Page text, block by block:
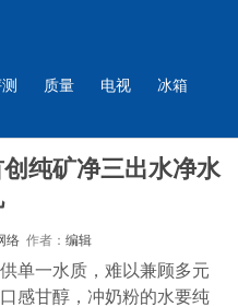
质量 电视
冰箱
纯矿净三出水净水
络作者： 编辑
单一水质，难以兼顾多元
感甘醇，冲奶粉的水要纯